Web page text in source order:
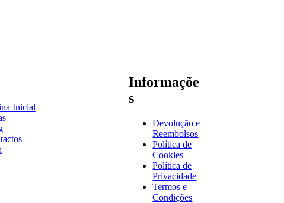
Inicial
Informaçõe
s
Devolução e
Reembolsos
Política de
Cookies
Política de
Privacidade
Termos e
Condições